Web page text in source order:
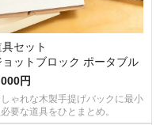
セット
ョットブロック ポータブル
円
ゃれな木製手提げバックに最小
要な道具をひとまとめ。